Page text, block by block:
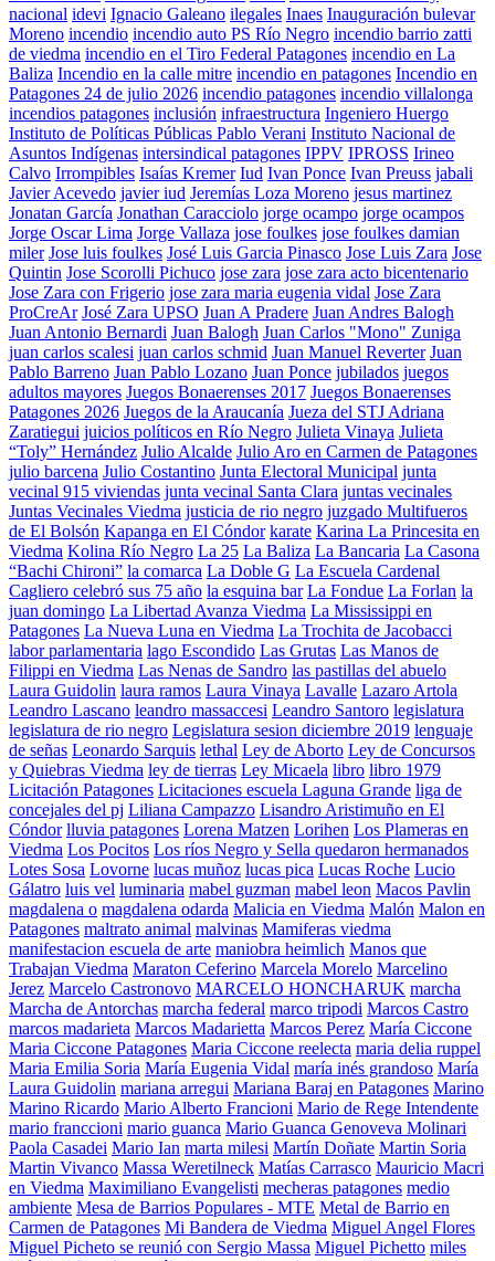
nacional idevi Ignacio Galeano ilegales Inaes Inauguración bulevar
Moreno incendio incendio auto PS Río Negro incendio barrio zatti
de viedma incendio en el Tiro Federal Patagones incendio en La
Baliza Incendio en la calle mitre incendio en patagones Incendio en
Patagones 24 de julio 2026 incendio patagones incendio villalonga
incendios patagones inclusión infraestructura Ingeniero Huergo
Instituto de Políticas Públicas Pablo Verani Instituto Nacional de
Asuntos Indígenas intersindical patagones IPPV IPROSS Irineo
Calvo Irrompibles Isaías Kremer Iud Ivan Ponce Ivan Preuss jabali
Javier Acevedo javier iud Jeremías Loza Moreno jesus martinez
Jonatan García Jonathan Caracciolo jorge ocampo jorge ocampos
Jorge Oscar Lima Jorge Vallaza jose foulkes jose foulkes damian
miler Jose luis foulkes José Luis Garcia Pinasco Jose Luis Zara Jose
Quintin Jose Scorolli Pichuco jose zara jose zara acto bicentenario
Jose Zara con Frigerio jose zara maria eugenia vidal Jose Zara
ProCreAr José Zara UPSO Juan A Pradere Juan Andres Balogh
Juan Antonio Bernardi Juan Balogh Juan Carlos "Mono" Zuniga
juan carlos scalesi juan carlos schmid Juan Manuel Reverter Juan
Pablo Barreno Juan Pablo Lozano Juan Ponce jubilados juegos
adultos mayores Juegos Bonaerenses 2017 Juegos Bonaerenses
Patagones 2026 Juegos de la Araucanía Jueza del STJ Adriana
Zaratiegui juicios políticos en Río Negro Julieta Vinaya Julieta
“Toly” Hernández Julio Alcalde Julio Aro en Carmen de Patagones
julio barcena Julio Costantino Junta Electoral Municipal junta
vecinal 915 viviendas junta vecinal Santa Clara juntas vecinales
Juntas Vecinales Viedma justicia de rio negro juzgado Multifueros
de El Bolsón Kapanga en El Cóndor karate Karina La Princesita en
Viedma Kolina Río Negro La 25 La Baliza La Bancaria La Casona
“Bachi Chironi” la comarca La Doble G La Escuela Cardenal
Cagliero celebró sus 75 año la esquina bar La Fondue La Forlan la
juan domingo La Libertad Avanza Viedma La Mississippi en
Patagones La Nueva Luna en Viedma La Trochita de Jacobacci
labor parlamentaria lago Escondido Las Grutas Las Manos de
Filippi en Viedma Las Nenas de Sandro las pastillas del abuelo
Laura Guidolin laura ramos Laura Vinaya Lavalle Lazaro Artola
Leandro Lascano leandro massaccesi Leandro Santoro legislatura
legislatura de rio negro Legislatura sesion diciembre 2019 lenguaje
de señas Leonardo Sarquis lethal Ley de Aborto Ley de Concursos
y Quiebras Viedma ley de tierras Ley Micaela libro libro 1979
Licitación Patagones Licitaciones escuela Laguna Grande liga de
concejales del pj Liliana Campazzo Lisandro Aristimuño en El
Cóndor lluvia patagones Lorena Matzen Lorihen Los Plameras en
Viedma Los Pocitos Los ríos Negro y Sella quedaron hermanados
Lotes Sosa Lovorne lucas muñoz lucas pica Lucas Roche Lucio
Gálatro luis vel luminaria mabel guzman mabel leon Macos Pavlin
magdalena o magdalena odarda Malicia en Viedma Malón Malon en
Patagones maltrato animal malvinas Mamiferas viedma
manifestacion escuela de arte maniobra heimlich Manos que
Trabajan Viedma Maraton Ceferino Marcela Morelo Marcelino
Jerez Marcelo Castronovo MARCELO HONCHARUK marcha
Marcha de Antorchas marcha federal marco tripodi Marcos Castro
marcos madarieta Marcos Madarietta Marcos Perez María Ciccone
Maria Ciccone Patagones Maria Ciccone reelecta maria delia ruppel
Maria Emilia Soria María Eugenia Vidal maría inés grandoso María
Laura Guidolin mariana arregui Mariana Baraj en Patagones Marino
Marino Ricardo Mario Alberto Francioni Mario de Rege Intendente
mario franccioni mario guanca Mario Guanca Genoveva Molinari
Paola Casadei Mario Ian marta milesi Martín Doñate Martin Soria
Martin Vivanco Massa Weretilneck Matías Carrasco Mauricio Macri
en Viedma Maximiliano Evangelisti mecheras patagones medio
ambiente Mesa de Barrios Populares - MTE Metal de Barrio en
Carmen de Patagones Mi Bandera de Viedma Miguel Angel Flores
Miguel Picheto se reunió con Sergio Massa Miguel Pichetto miles